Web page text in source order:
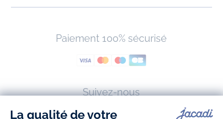
Paiement 100% sécurisé
Suivez-nous
FacebookTiktok
Youtube